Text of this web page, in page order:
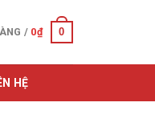
/ 0₫ 0
HỆ